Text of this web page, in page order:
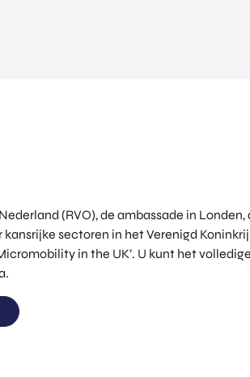
(RVO), de ambassade in
sectoren in het Verenigd
in the UK’. U kunt het